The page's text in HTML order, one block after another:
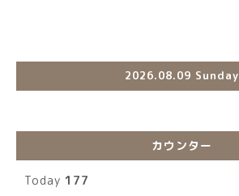
2026.08.09 Sunday
カウンター
Today 177